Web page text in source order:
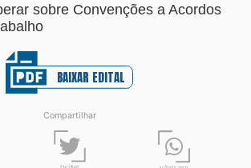
sobre Convenções a Acordos
BAIXAR EDITAL
Compartilhar